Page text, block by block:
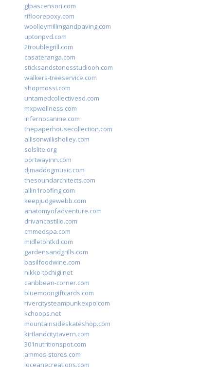
glpascensori.com
rifloorepoxy.com
woolleymillingandpaving.com
uptonpvd.com
2troublegrill.com
casateranga.com
sticksandstonesstudiooh.com
walkers-treeservice.com
shopmossi.com
untamedcollectivesd.com
mxpwellness.com
infernocanine.com
thepaperhousecollection.com
allisonwillisholley.com
solslite.org
portwayinn.com
djmaddogmusic.com
thesoundarchitects.com
allin1roofing.com
keepjudgewebb.com
anatomyofadventure.com
drivancastillo.com
cmmedspa.com
midletontkd.com
gardensandgrills.com
basilfoodwine.com
nikko-tochigi.net
caribbean-corner.com
bluemoongiftcards.com
rivercitysteampunkexpo.com
kchoops.net
mountainsideskateshop.com
kirtlandcitytavern.com
301nutritionspot.com
ammos-stores.com
loceanecreations.com